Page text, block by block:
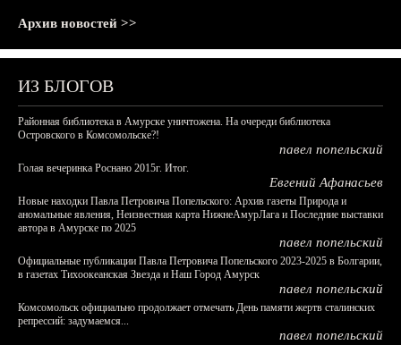
Архив новостей >>
ИЗ БЛОГОВ
Районная библиотека в Амурске уничтожена. На очереди библиотека
Островского в Комсомольске?!
павел попельский
Голая вечеринка Роснано 2015г. Итог.
Евгений Афанасьев
Новые находки Павла Петровича Попельского: Архив газеты Природа и
аномальные явления, Неизвестная карта НижнеАмурЛага и Последние выставки
автора в Амурске по 2025
павел попельский
Официальные публикации Павла Петровича Попельского 2023-2025 в Болгарии,
в газетах Тихоокеанская Звезда и Наш Город Амурск
павел попельский
Комсомольск официально продолжает отмечать День памяти жертв сталинских
репрессий: задумаемся...
павел попельский